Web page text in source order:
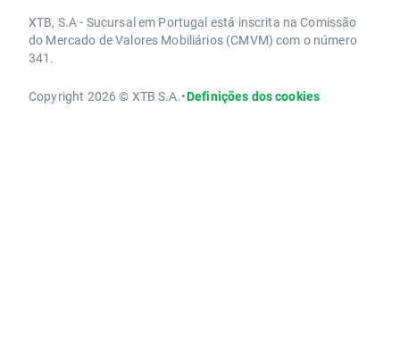
XTB, S.A - Sucursal em Portugal está inscrita na Comissão
do Mercado de Valores Mobiliários (CMVM) com o número
341.
Copyright 2026 © XTB S.A.•Definições dos cookies